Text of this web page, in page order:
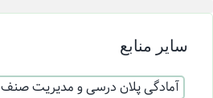
سایر منابع
آمادگی پلان درسی و مدیریت صنف